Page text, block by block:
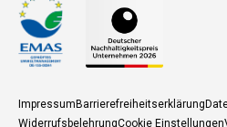
ImpressumBarrierefreiheitserklärung
WiderrufsbelehrungCookie Einstellungen